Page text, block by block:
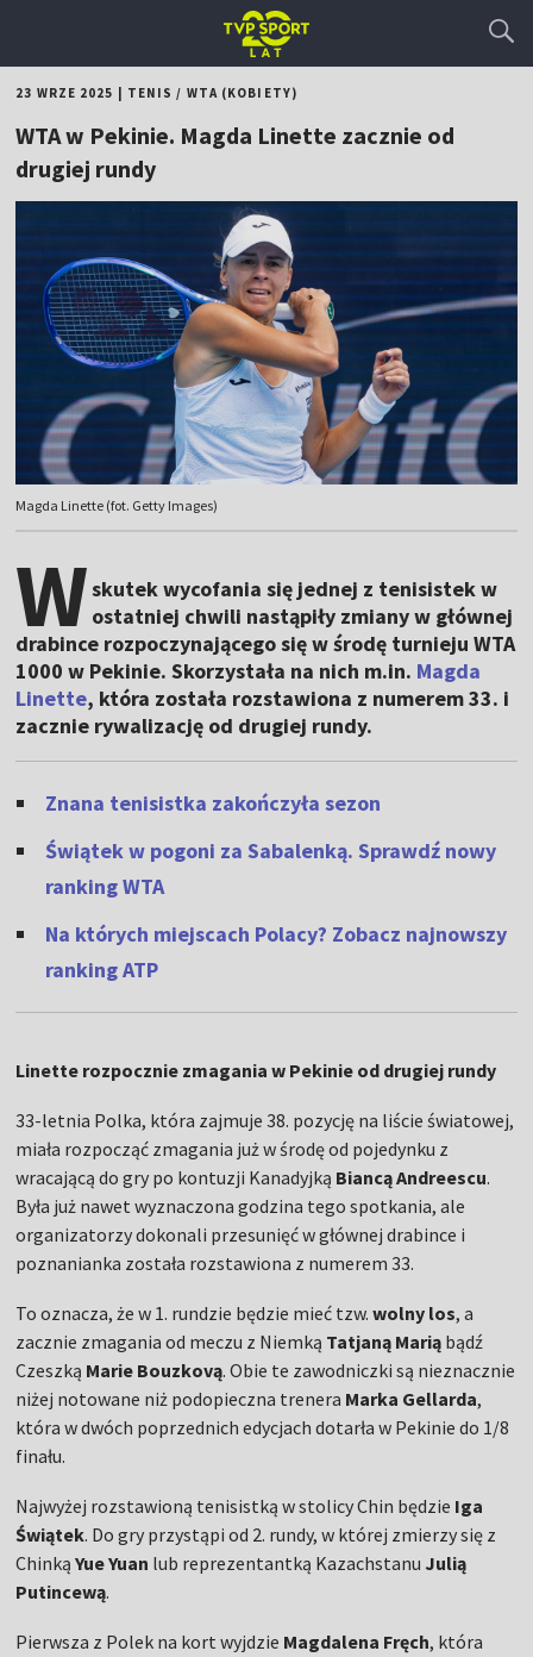
23 WRZE 2025 TENIS / WTA (KOBIETY)
WTA w Pekinie. Magda Linette zacznie od
drugiej rundy
Magda Linette (fot. Getty Images)
Wskutek wycofania się jednej z tenisistek w
ostatniej chwili nastąpiły zmiany w głównej
drabince rozpoczynającego się w środę turnieju WTA
1000 w Pekinie. Skorzystała na nich m.in. Magda
Linette, która została rozstawiona z numerem 33. i
zacznie rywalizację od drugiej rundy.
Znana tenisistka zakończyła sezon
Świątek w pogoni za Sabalenką. Sprawdź nowy
ranking WTA
Na których miejscach Polacy? Zobacz najnowszy
ranking ATP
Linette rozpocznie zmagania w Pekinie od drugiej rundy
33-letnia Polka, która zajmuje 38. pozycję na liście światowej,
miała rozpocząć zmagania już w środę od pojedynku z
wracającą do gry po kontuzji Kanadyjką Biancą Andreescu.
Była już nawet wyznaczona godzina tego spotkania, ale
organizatorzy dokonali przesunięć w głównej drabince i
poznanianka została rozstawiona z numerem 33.
To oznacza, że w 1. rundzie będzie mieć tzw.wolny los, a
zacznie zmagania od meczu z Niemką Tatjaną Marią bądź
Czeszką Marie Bouzkovą. Obie te zawodniczki są nieznacznie
niżej notowane niż podopieczna trenera Marka Gellarda,
która w dwóch poprzednich edycjach dotarła w Pekinie do 1/8
finału.
Najwyżej rozstawioną tenisistką w stolicy Chin będzie Iga
Świątek. Do gry przystąpi od 2. rundy, w której zmierzy się z
ChinkąYue Yuan lub reprezentantką Kazachstanu Julią
Putincewą.
Pierwsza z Polek na kort wyjdzie Magdalena Fręch, która